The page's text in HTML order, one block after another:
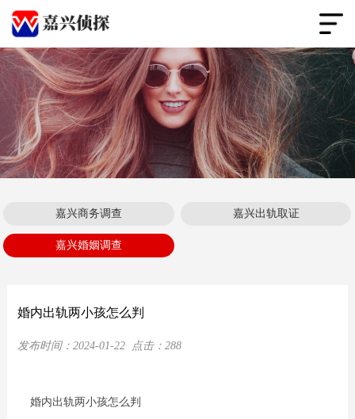
嘉兴商务调查 嘉兴出轨取证
嘉兴婚姻调查
婚内出轨两小孩怎么判
发布时间： 2024-01-22点击： 288
婚内出轨两小孩怎么判